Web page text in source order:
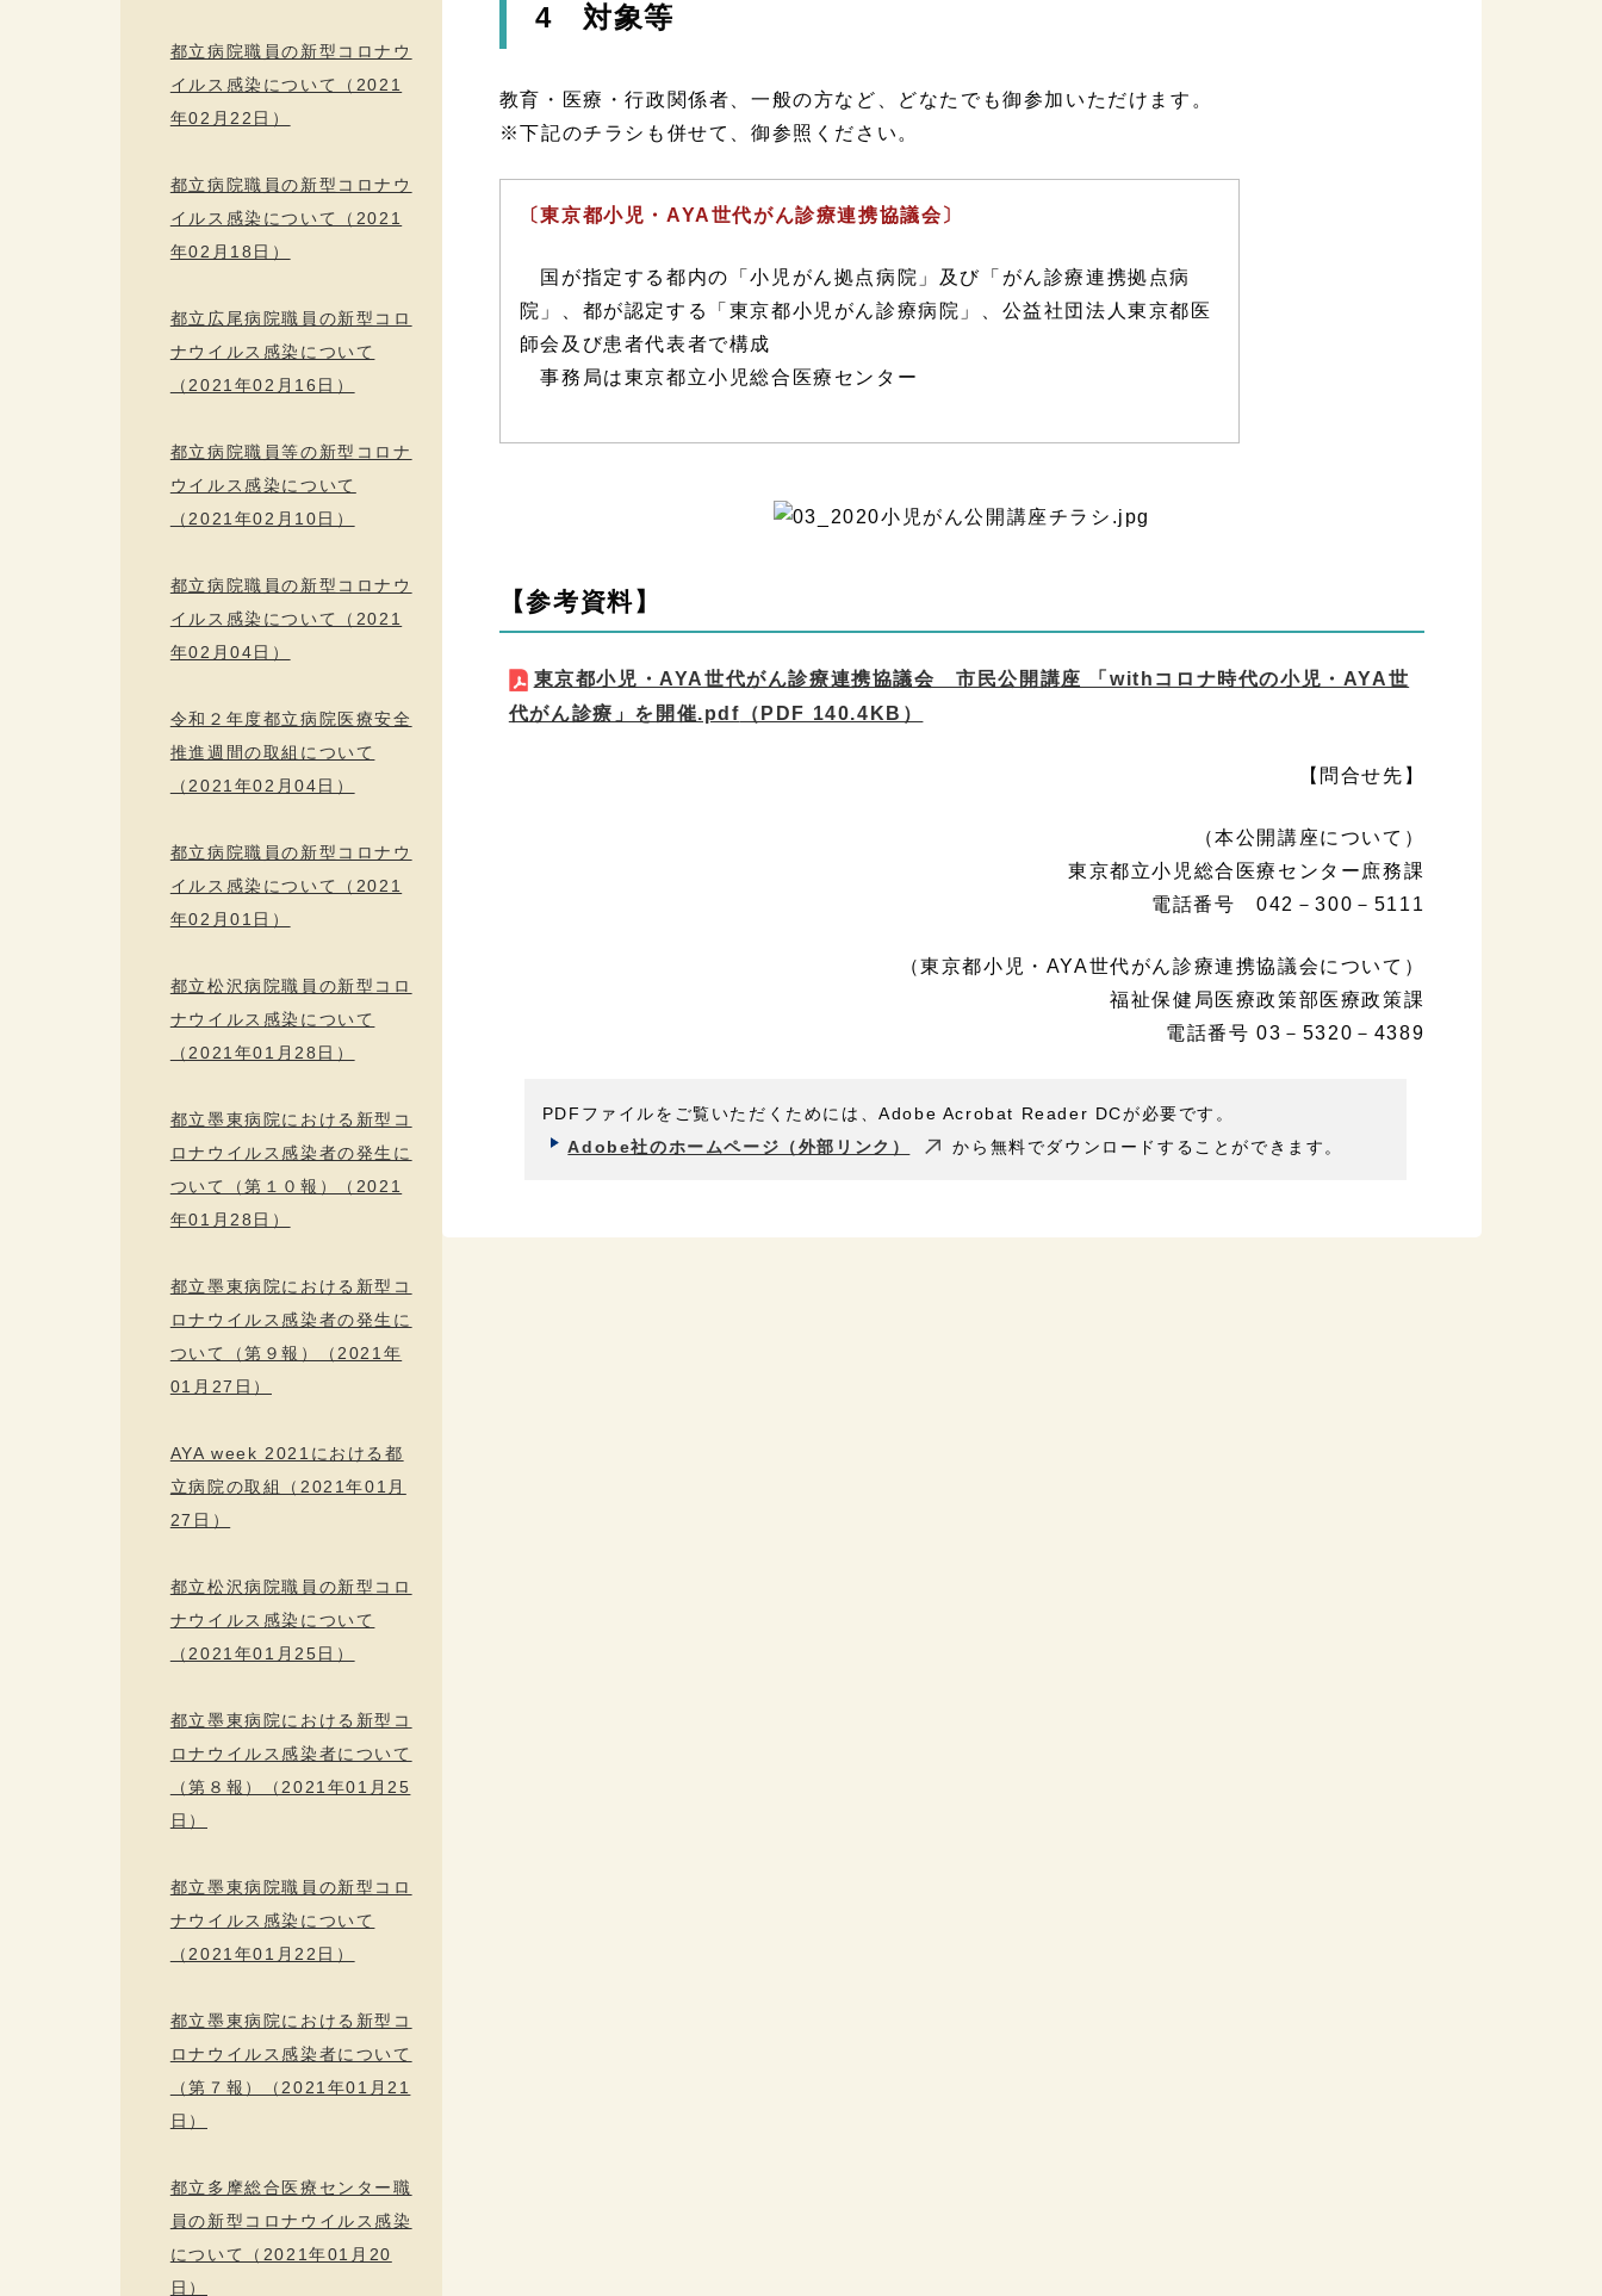
4 対象等
教育・医療・行政関係者、一般の方など、どなたでも御参加いただけます。
※下記のチラシも併せて、御参照ください。
〔東京都小児・AYA世代がん診療連携協議会〕
国が指定する都内の「小児がん拠点病院」及び「がん診療連携拠点病
院」、都が認定する「東京都小児がん診療病院」、公益社団法人東京都医
師会及び患者代表者で構成
事務局は東京都立小児総合医療センター
【参考資料】
東京都小児・AYA世代がん診療連携協議会 市民公開講座 「withコロナ時代の小児・AYA世
代がん診療」を開催.pdf （PDF 140.4KB）
【問合せ先】
（本公開講座について）
東京都立小児総合医療センター庶務課
電話番号 042－300－5111
（東京都小児・AYA世代がん診療連携協議会について）
福祉保健局医療政策部医療政策課
電話番号 03－5320－4389
PDFファイルをご覧いただくためには、Adobe Acrobat Reader DCが必要です。
Adobe社のホームページ（外部リンク）
から無料でダウンロードすることができます。
都立病院職員の新型コロナウ
イルス感染について（2021
年02月22日）
都立病院職員の新型コロナウ
イルス感染について（2021
年02月18日）
都立広尾病院職員の新型コロ
ナウイルス感染について
（2021年02月16日）
都立病院職員等の新型コロナ
ウイルス感染について
（2021年02月10日）
都立病院職員の新型コロナウ
イルス感染について（2021
年02月04日）
令和２年度都立病院医療安全
推進週間の取組について
（2021年02月04日）
都立病院職員の新型コロナウ
イルス感染について（2021
年02月01日）
都立松沢病院職員の新型コロ
ナウイルス感染について
（2021年01月28日）
都立墨東病院における新型コ
ロナウイルス感染者の発生に
ついて（第１０報）（2021
年01月28日）
都立墨東病院における新型コ
ロナウイルス感染者の発生に
ついて（第９報）（2021年
01月27日）
AYA week 2021における都
立病院の取組（2021年01月
27日）
都立松沢病院職員の新型コロ
ナウイルス感染について
（2021年01月25日）
都立墨東病院における新型コ
ロナウイルス感染者について
（第８報）（2021年01月25
日）
都立墨東病院職員の新型コロ
ナウイルス感染について
（2021年01月22日）
都立墨東病院における新型コ
ロナウイルス感染者について
（第７報）（2021年01月21
日）
都立多摩総合医療センター職
員の新型コロナウイルス感染
について（2021年01月20
日）